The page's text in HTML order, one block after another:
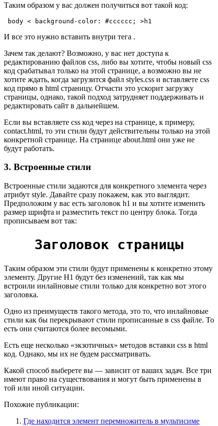
Таким образом у вас должен получиться вот такой код:
body < background-color: #cccccc; >h1
И все это нужно вставить внутри тега .
Зачем так делают? Возможно, у вас нет доступа к
редактированию файлов css, либо вы хотите, чтобы новый css
код срабатывал только на этой странице, а возможно вы не
хотите ждать, когда загрузится файл styles.css и вставляете css
код прямо в html страницу. Отчасти это ускорит загрузку
страницы, однако, такой подход затрудняет поддерживать и
редактировать сайт в дальнейшем.
Если вы вставляете css код через на странице, к примеру,
contact.html, то эти стили будут действительны только на этой
конкретной странице. На странице about.html они уже не
будут работать.
3. Встроенные стили
Встроенные стили задаются для конкретного элемента через
атрибут style. Давайте сразу покажем, как это выглядит.
Предположим у вас есть заголовок h1 и вы хотите изменить
размер шрифта и разместить текст по центру блока. Тогда
прописываем вот так:
Заголовок страницы
Таким образом эти стили будут применены к конкретно этому
элементу. Другие H1 будут без изменений, так как мы
встроили инлайновые стили только для конкретно вот этого
заголовка.
Одно из преимуществ такого метода, это то, что инлайновые
стили как бы перекрывают стили прописанные в css файле. То
есть они считаются более весомыми.
Есть еще несколько «экзотичных» методов вставки css в html
код. Однако, мы их не будем рассматривать.
Какой способ выберете вы — зависит от ваших задач. Все три
имеют право на существования и могут быть применены в
той или иной ситуации.
Похожие публикации:
Где находится элемент перемножитель в мультисиме